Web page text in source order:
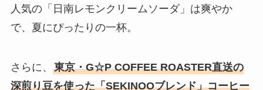
人気の「日南レモンクリームソーダ」は爽やか
で、夏にぴったりの一杯。
さらに、 東京・G☆P COFFEE ROASTER直送の
深煎り豆を使った「SEKINOOブレンド」コーヒー